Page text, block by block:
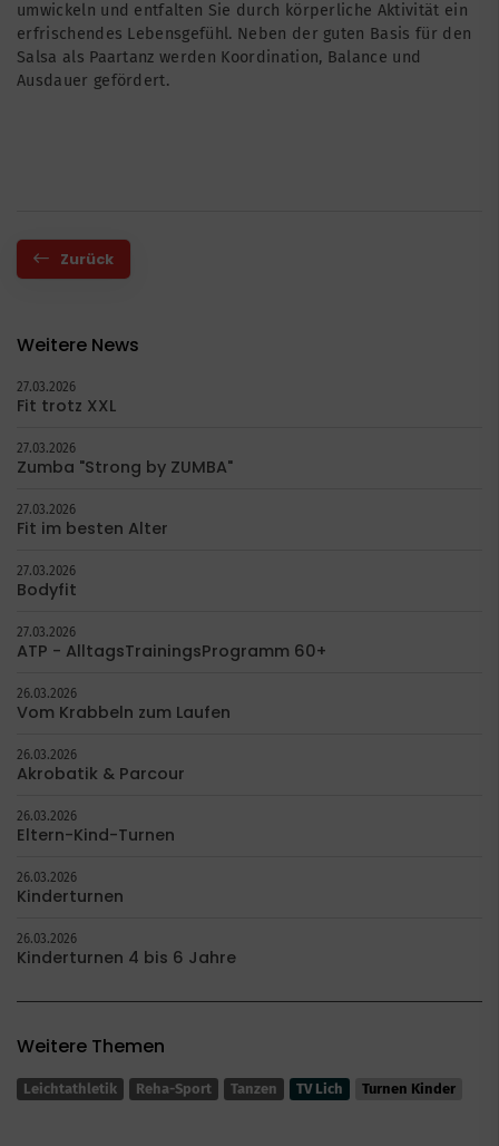
umwickeln und entfalten Sie durch körperliche Aktivität ein
erfrischendes Lebensgefühl. Neben der guten Basis für den
Salsa als Paartanz werden Koordination, Balance und
Ausdauer gefördert.
Zurück
Weitere News
27.03.2026
Fit trotz XXL
27.03.2026
Zumba "Strong by ZUMBA"
27.03.2026
Fit im besten Alter
27.03.2026
Bodyfit
27.03.2026
ATP - AlltagsTrainingsProgramm 60+
26.03.2026
Vom Krabbeln zum Laufen
26.03.2026
Akrobatik & Parcour
26.03.2026
Eltern-Kind-Turnen
26.03.2026
Kinderturnen
26.03.2026
Kinderturnen 4 bis 6 Jahre
Weitere Themen
Leichtathletik Reha-Sport Tanzen TV Lich Turnen Kinder